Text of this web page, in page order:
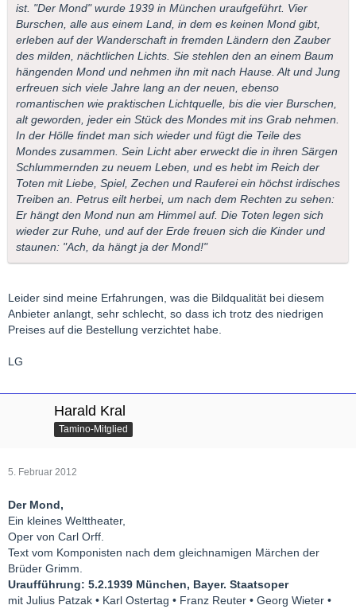
ist. "Der Mond" wurde 1939 in München uraufgeführt. Vier
Burschen, alle aus einem Land, in dem es keinen Mond gibt,
erleben auf der Wanderschaft in fremden Ländern den Zauber
des milden, nächtlichen Lichts. Sie stehlen den an einem Baum
hängenden Mond und nehmen ihn mit nach Hause. Alt und Jung
erfreuen sich viele Jahre lang an der neuen, ebenso
romantischen wie praktischen Lichtquelle, bis die vier Burschen,
alt geworden, jeder ein Stück des Mondes mit ins Grab nehmen.
In der Hölle findet man sich wieder und fügt die Teile des
Mondes zusammen. Sein Licht aber erweckt die in ihren Särgen
Schlummernden zu neuem Leben, und es hebt im Reich der
Toten mit Liebe, Spiel, Zechen und Rauferei ein höchst irdisches
Treiben an. Petrus eilt herbei, um nach dem Rechten zu sehen:
Er hängt den Mond nun am Himmel auf. Die Toten legen sich
wieder zur Ruhe, und auf der Erde freuen sich die Kinder und
staunen: "Ach, da hängt ja der Mond!"
Leider sind meine Erfahrungen, was die Bildqualität bei diesem
Anbieter anlangt, sehr schlecht, so dass ich trotz des niedrigen
Preises auf die Bestellung verzichtet habe.
LG
Harald Kral
Tamino-Mitglied
5. Februar 2012
Der Mond,
Ein kleines Welttheater,
Oper von Carl Orff.
Text vom Komponisten nach dem gleichnamigen Märchen der
Brüder Grimm.
Uraufführung: 5.2.1939 München, Bayer. Staatsoper
mit Julius Patzak • Karl Ostertag • Franz Reuter • Georg Wieter •